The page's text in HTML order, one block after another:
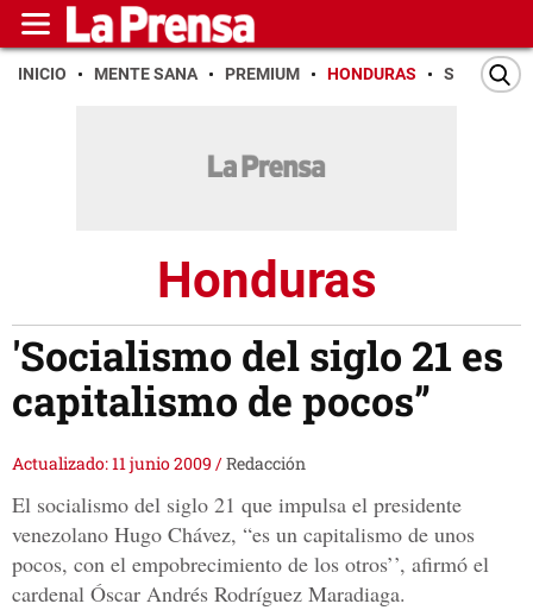
INICIO MENTE SANA PREMIUM HONDURAS SAN PEDRO
Honduras
'Socialismo del siglo 21 es
capitalismo de pocos”
Actualizado: 11 junio 2009 /Redacción
El socialismo del siglo 21 que impulsa el presidente
venezolano Hugo Chávez, “es un capitalismo de unos
pocos, con el empobrecimiento de los otros’’, afirmó el
cardenal Óscar Andrés Rodríguez Maradiaga.